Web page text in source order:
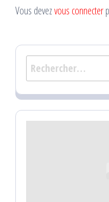
Vous devezvous connecter
Rechercher :